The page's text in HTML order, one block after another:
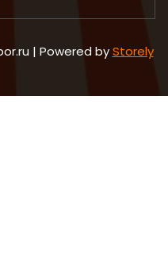
| Powered byStorely